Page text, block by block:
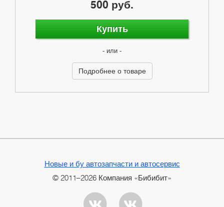
500 руб.
Купить
- или -
Подробнее о товаре
Новые и бу автозапчасти и автосервис
© 2011–2026 Компания «Бибибит»